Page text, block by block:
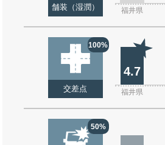
舗装（湿潤） 福井県
100%
交差点
4.7
福井県
50%